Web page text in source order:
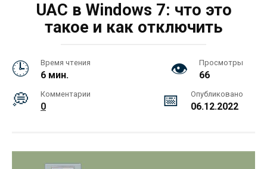
UAC в Windows 7: что это
такое и как отключить
Время чтения
6 мин.
Просмотры
66
Комментарии
0
Опубликовано
06.12.2022